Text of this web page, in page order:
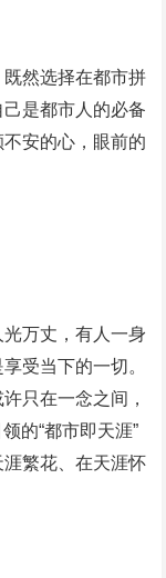
然选择在都市拼
是都市人的必备
安的心，眼前的
万丈，有人一身
受当下的一切。
只在一念之间，
的“都市即天涯”
繁花、在天涯怀